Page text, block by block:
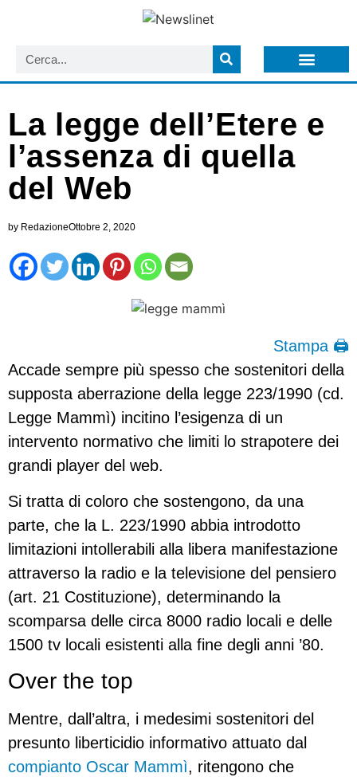
La legge dell’Etere e
l’assenza di quella
del Web
by RedazioneOttobre 2, 2020
Stampa 🖨
Accade sempre più spesso che sostenitori della
supposta aberrazione della legge 223/1990 (cd.
Legge Mammì) incitino l’esigenza di un
intervento normativo che limiti lo strapotere dei
grandi player del web.
Si tratta di coloro che sostengono, da una
parte, che la L. 223/1990 abbia introdotto
limitazioni intollerabili alla libera manifestazione
attraverso la radio e la televisione del pensiero
(art. 21 Costituzione), determinando la
scomparsa delle circa 8000 radio locali e delle
1500 tv locali esistenti alla fine degli anni ’80.
Over the top
Mentre, dall’altra, i medesimi sostenitori del
presunto liberticidio informativo attuato dal
compianto Oscar Mammì, ritengono che